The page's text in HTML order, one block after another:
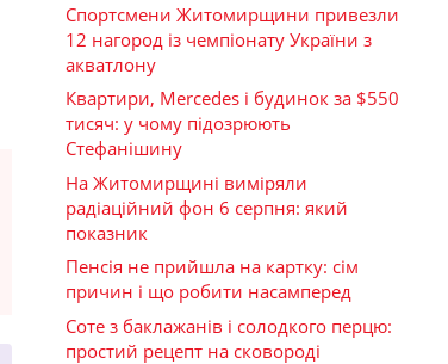
Спортсмени Житомирщини привезли
12 нагород із чемпіонату України з
акватлону
Квартири, Mercedes і будинок за $550
тисяч: у чому підозрюють
Стефанішину
На Житомирщині виміряли
радіаційний фон 6 серпня: який
показник
Пенсія не прийшла на картку: сім
причин і що робити насамперед
Соте з баклажанів і солодкого перцю:
простий рецепт на сковороді